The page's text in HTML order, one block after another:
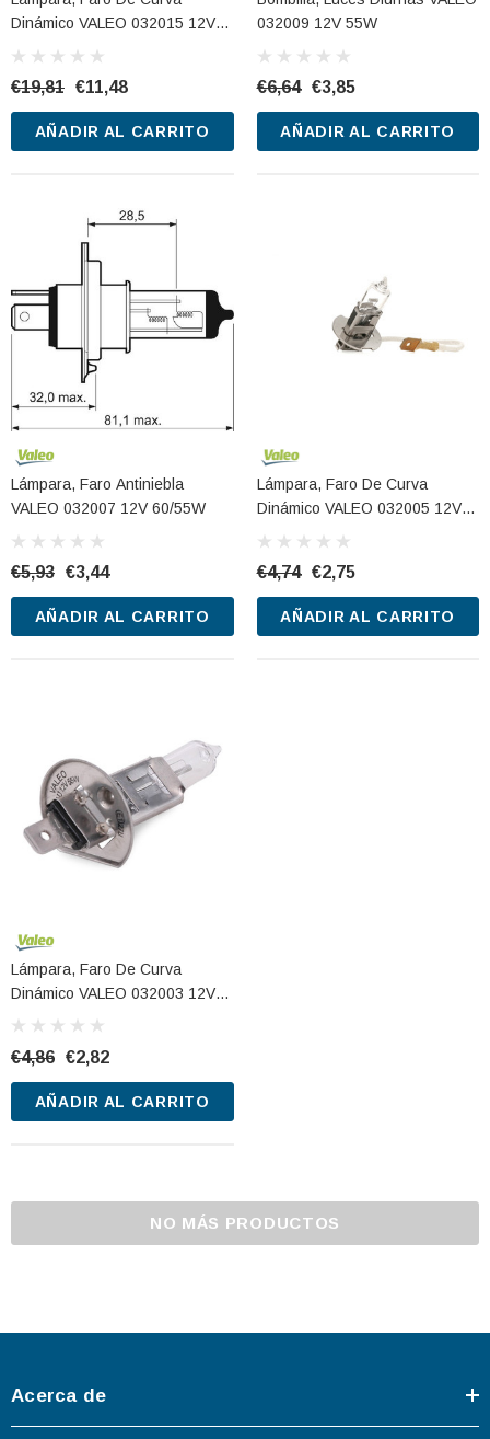
Dinámico VALEO 032015 12V
€19,81 €11,48
AÑADIR AL CARRITO
032009 12V 55W
€6,64 €3,85
AÑADIR AL CARRITO
Lámpara, Faro Antiniebla
VALEO 032007 12V 60/55W
€5,93 €3,44
AÑADIR AL CARRITO
Lámpara, Faro De Curva
Dinámico VALEO 032005 12V
€4,74 €2,75
AÑADIR AL CARRITO
Lámpara, Faro De Curva
Dinámico VALEO 032003 12V
55W
€4,86 €2,82
AÑADIR AL CARRITO
NO MÁS PRODUCTOS
Acerca de